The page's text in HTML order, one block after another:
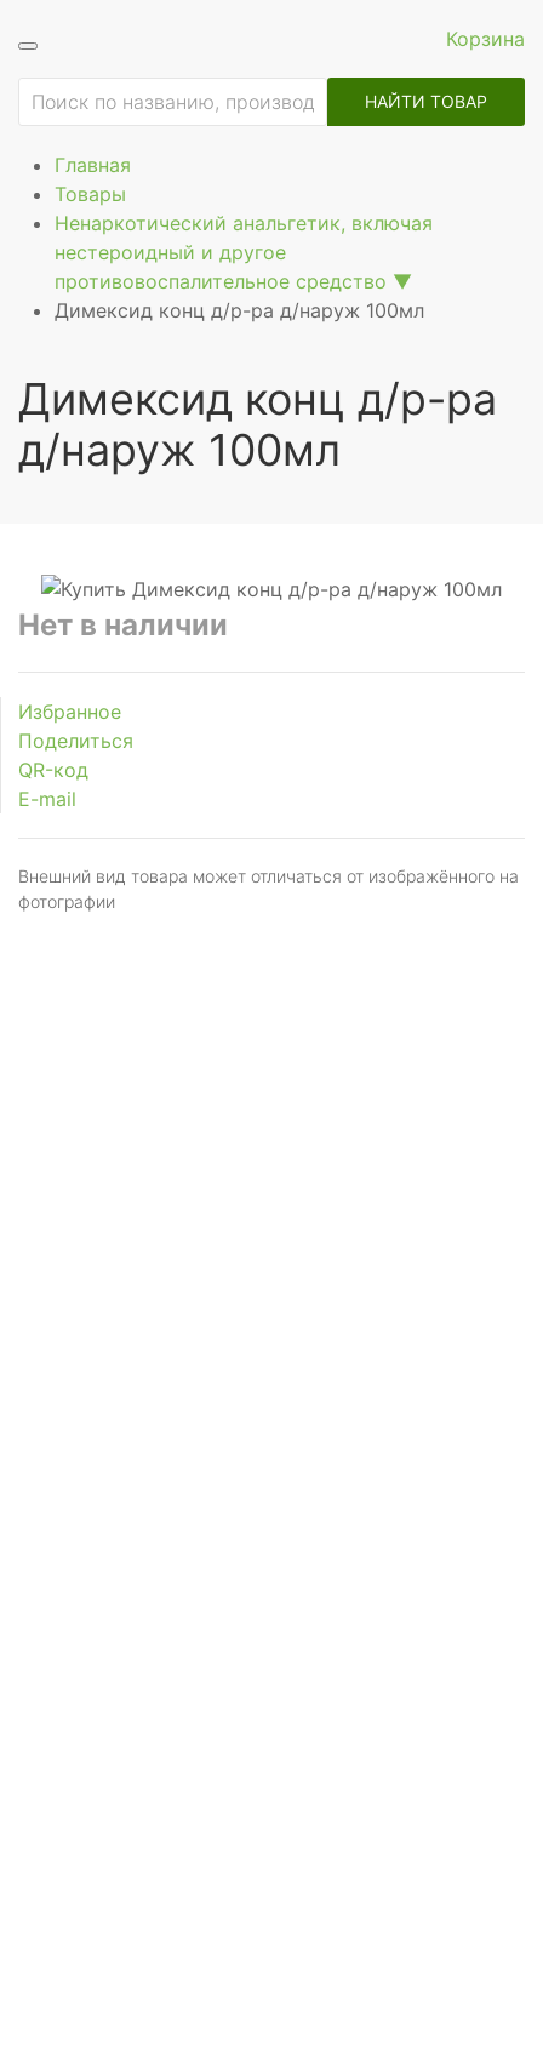
Корзина
НАЙТИ ТОВАР
Главная
Товары
Ненаркотический анальгетик, включая
нестероидный и другое
противовоспалительное средство ▼
Димексид конц д/р-ра д/наруж 100мл
Димексид конц д/р-ра
д/наруж 100мл
Нет в наличии
Избранное
Поделиться
QR-код
E-mail
Внешний вид товара может отличаться от изображённого на
фотографии